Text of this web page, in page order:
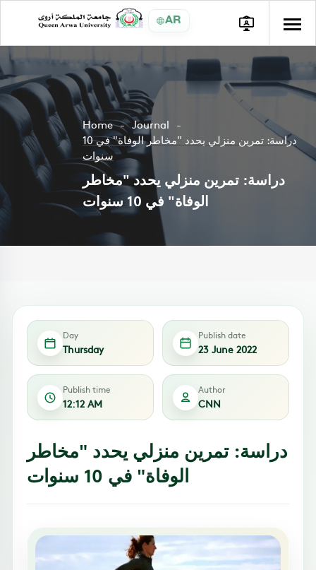
AR
Home
Journal
دراسة: تمرين منزلي يحدد "مخاطر الوفاة" في 10
سنوات
دراسة: تمرين منزلي يحدد "مخاطر
الوفاة" في 10 سنوات
Day
Thursday
Publish date
23 June 2022
Publish time
12:12 AM
Author
CNN
دراسة: تمرين منزلي يحدد "مخاطر
الوفاة" في 10 سنوات